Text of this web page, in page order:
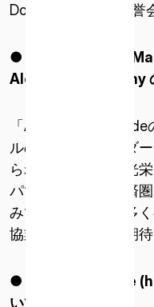
ISPACE U.S.
コロラド州
ISPACE
5 Rue de
ルクセンブルク
Dordainが最初の名誉
● ispace Europe
Alexandre Lamamy
「AirbusやAir
ルの産業界のリーダ
られたことを大変光
パでのシスルナ経済
みであり、さらに多
協業できることを期待
● 株式会社 ispace
いて